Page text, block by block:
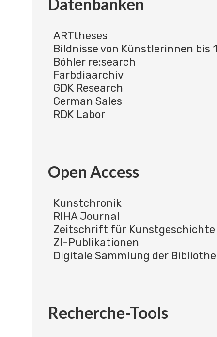
Datenbanken
ARTtheses
Bildnisse von Künstlerinnen bis
Böhler re:search
Farbdiaarchiv
GDK Research
German Sales
RDK Labor
Open Access
Kunstchronik
RIHA Journal
Zeitschrift für Kunstgeschichte
ZI-Publikationen
Digitale Sammlung der
Recherche-Tools